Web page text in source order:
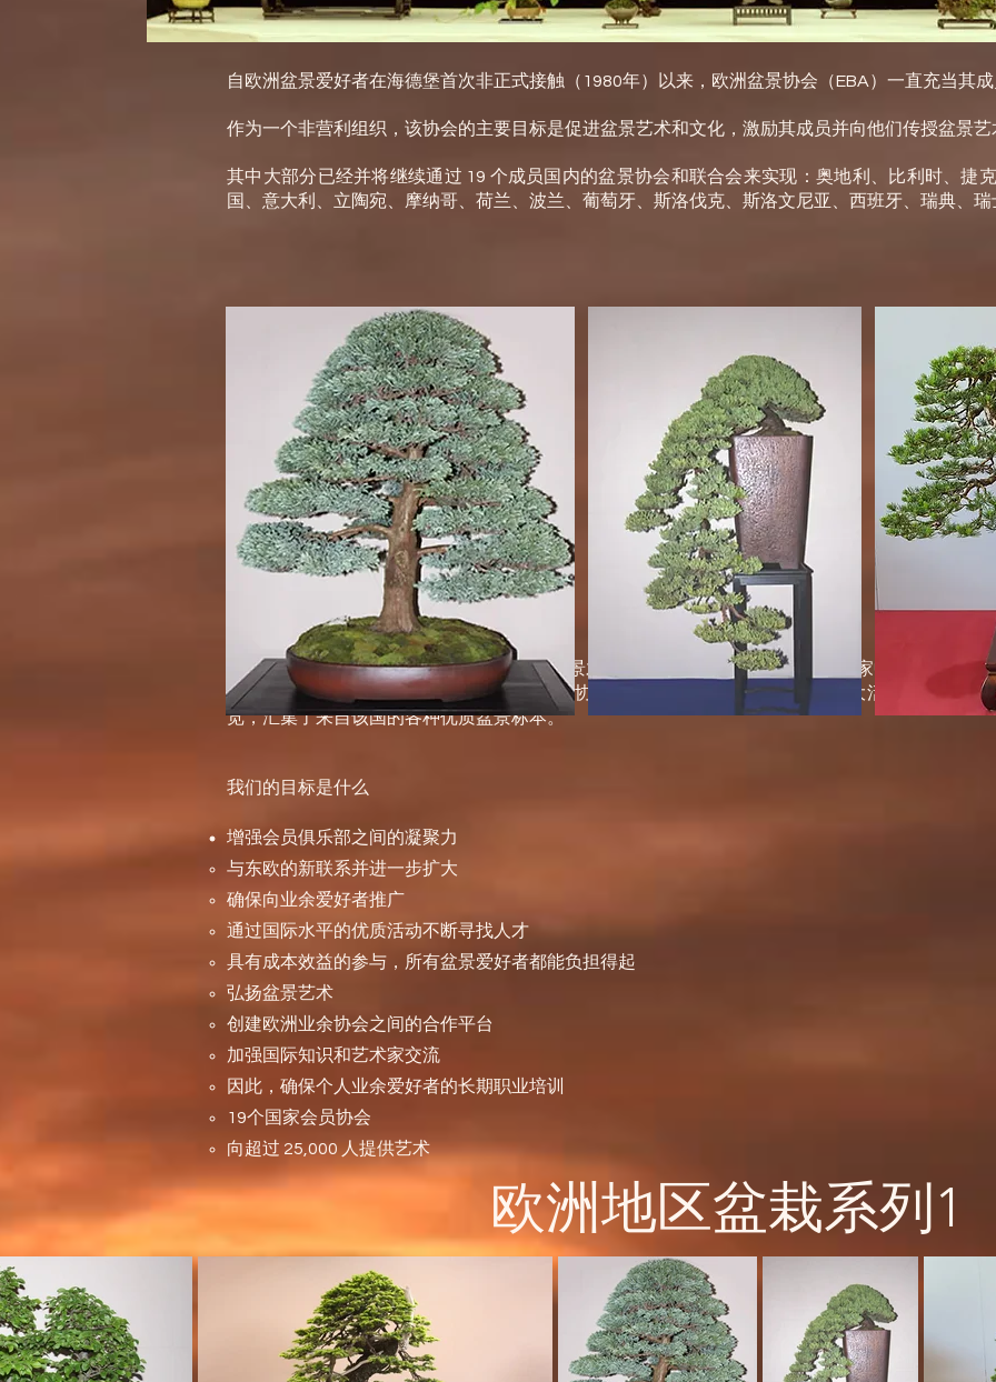
自欧洲盆景爱好者在海德堡首次非正式接触（1980年）以来，欧洲盆景协会（EBA）一直充当其
作为一个非营利组织，该协会的主要目标是促进盆景艺术和文化，激励其成员并向他们传授盆景
其中大部分已经并将继续通过 19 个成员国内的盆景协会和联合会来实现：奥地利、比利时、捷
国、意大利、立陶宛、摩纳哥、荷兰、波兰、葡萄牙、斯洛伐克、斯洛文尼亚、西班牙、瑞典、
正是凭借这些成员国的努力，今天的欧洲盆景才享有如此高的知名度。在这些国家中，盆景团体
会议。在大多数情况下，这些协会在其国家协会的主持下联合起来举办一项重大活动，通常以
览，汇集了来自该国的各种优质盆景标本。
我们的目标是什么
增强会员俱乐部之间的凝聚力
与东欧的新联系并进一步扩大
确保向业余爱好者推广
通过国际水平的优质活动不断寻找人才
具有成本效益的参与，所有盆景爱好者都能负担得起
弘扬盆景艺术
创建欧洲业余协会之间的合作平台
加强国际知识和艺术家交流
因此，确保个人业余爱好者的长期职业培训
19个国家会员协会
向超过 25,000 人提供艺术
欧洲地区盆栽系列1